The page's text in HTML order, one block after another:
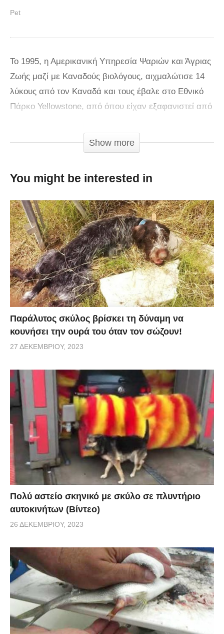
Pet
Το 1995, η Αμερικανική Υπηρεσία Ψαριών και Άγριας
Ζωής μαζί με Καναδούς βιολόγους, αιχμαλώτισε 14
λύκους από τον Καναδά και τους έβαλε στο Εθνικό
Πάρκο Yellowstone, από όπου είχαν εξαφανιστεί από
λύκων αυξήθηκε, αλλά αυτή ήταν η μικρότερη από τις
αλλαγές που παρατηρήθηκαν. Η επίδραση ήταν πιο
οικοσύστημα του πάρκου μεταμορφώθηκε σε σημείο
συνέβη αυτό; Δείτε το βίντεο και θαυμάστε τον
απίθανο τρόπο με τον οποίο λειτουργεί η φύση! Οι
σκέψεις σας;
Credit:weloveanimals.me
Show more
You might be interested in
Παράλυτος σκύλος βρίσκει τη δύναμη να
κουνήσει την ουρά του όταν τον σώζουν!
27 ΔΕΚΕΜΒΡΊΟΥ, 2023
Πολύ αστείο σκηνικό με σκύλο σε πλυντήριο
αυτοκινήτων (Βίντεο)
26 ΔΕΚΕΜΒΡΊΟΥ, 2023